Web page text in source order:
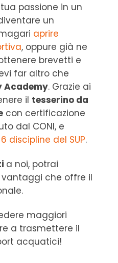
passione in un
un
aprire
, oppure già ne
brevetti e
far altro che
Academy. Grazie ai
il tesserino da
con certificazione
dal CONI, e
6 discipline del SUP.
a noi, potrai
che offre il
maggiori
a trasmettere il
acquatici!